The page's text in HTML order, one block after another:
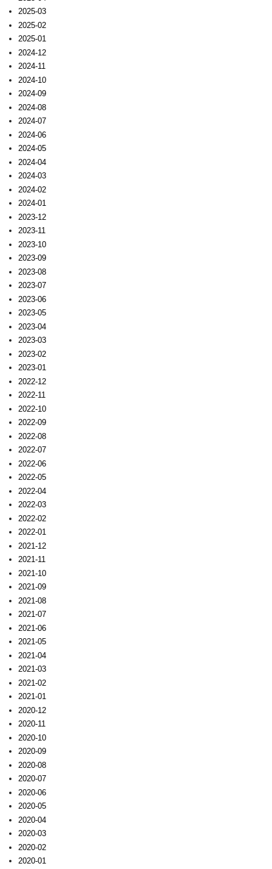
2025-03
2025-02
2025-01
2024-12
2024-11
2024-10
2024-09
2024-08
2024-07
2024-06
2024-05
2024-04
2024-03
2024-02
2024-01
2023-12
2023-11
2023-10
2023-09
2023-08
2023-07
2023-06
2023-05
2023-04
2023-03
2023-02
2023-01
2022-12
2022-11
2022-10
2022-09
2022-08
2022-07
2022-06
2022-05
2022-04
2022-03
2022-02
2022-01
2021-12
2021-11
2021-10
2021-09
2021-08
2021-07
2021-06
2021-05
2021-04
2021-03
2021-02
2021-01
2020-12
2020-11
2020-10
2020-09
2020-08
2020-07
2020-06
2020-05
2020-04
2020-03
2020-02
2020-01